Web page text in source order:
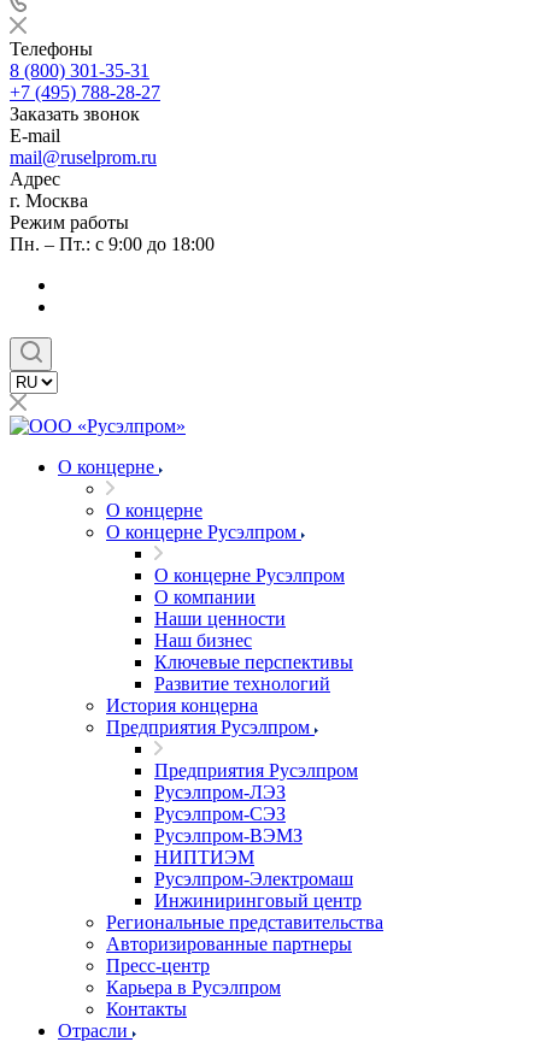
Телефоны
8 (800) 301-35-31
+7 (495) 788-28-27
Заказать звонок
E-mail
mail@ruselprom.ru
Адрес
г. Москва
Режим работы
Пн. – Пт.: с 9:00 до 18:00
О концерне
О концерне
О концерне Русэлпром
О концерне Русэлпром
О компании
Наши ценности
Наш бизнес
Ключевые перспективы
Развитие технологий
История концерна
Предприятия Русэлпром
Предприятия Русэлпром
Русэлпром-ЛЭЗ
Русэлпром-СЭЗ
Русэлпром-ВЭМЗ
НИПТИЭМ
Русэлпром-Электромаш
Инжиниринговый центр
Региональные представительства
Авторизированные партнеры
Пресс-центр
Карьера в Русэлпром
Контакты
Отрасли